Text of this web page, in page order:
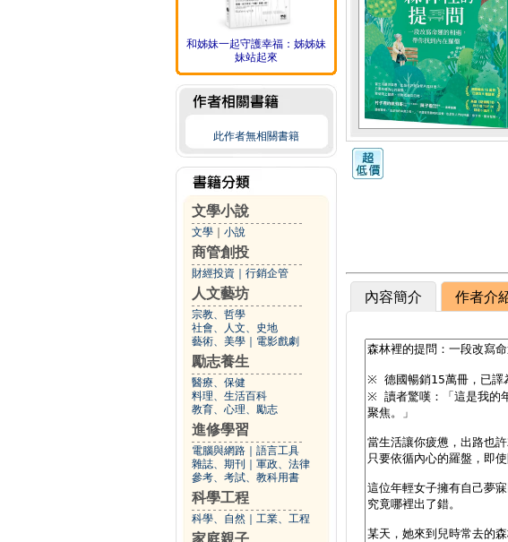
和姊妹一起守護幸福：姊姊妹
妹站起來
此作者無相關書籍
文學小說
文學 小說
商管創投
財經投資 行銷企管
人文藝坊
宗教、哲學
社會、人文、史地
藝術、美學
電影戲劇
勵志養生
醫療、保健
料理、生活百科
教育、心理、勵志
進修學習
電腦與網路
語言工具
雜誌、期刊
軍政、法律
參考、考試、教科用書
科學工程
科學、自然 工業、工程
家庭親子
內容簡介 作者介